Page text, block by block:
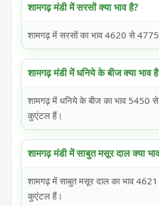
शामगढ़ मंडी में सरसों क्या भाव है?
शामगढ़ में सरसों का भाव 4620 से
शामगढ़ मंडी में धनिये के बीज क्या भाव
शामगढ़ में धनिये के बीज का भाव 5450
कुएंटल हैं।
शामगढ़ मंडी में साबुत मसूर दाल क्या
शामगढ़ में साबुत मसूर दाल का भाव
कुएंटल हैं।